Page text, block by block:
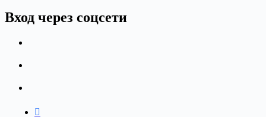
Вход через соцсети